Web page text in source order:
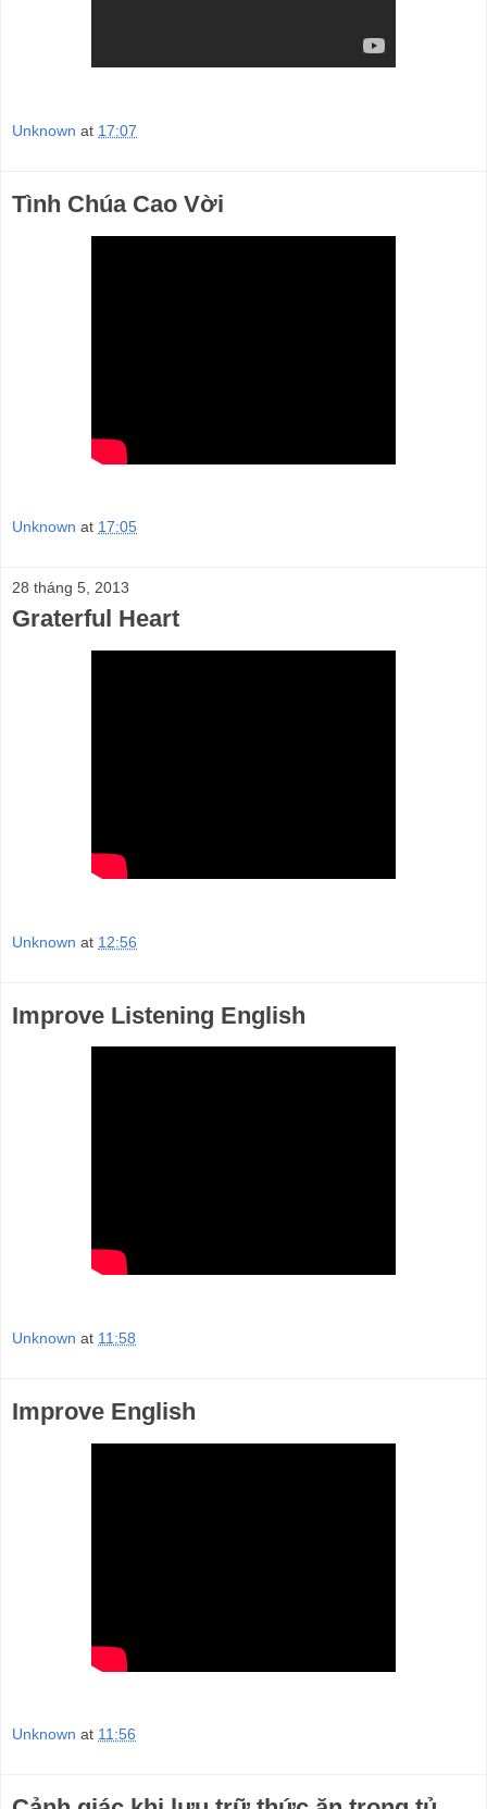
Unknown at 17:07
Tình Chúa Cao Vời
Unknown at 17:05
28 tháng 5, 2013
Graterful Heart
Unknown at 12:56
Improve Listening English
Unknown at 11:58
Improve English
Unknown at 11:56